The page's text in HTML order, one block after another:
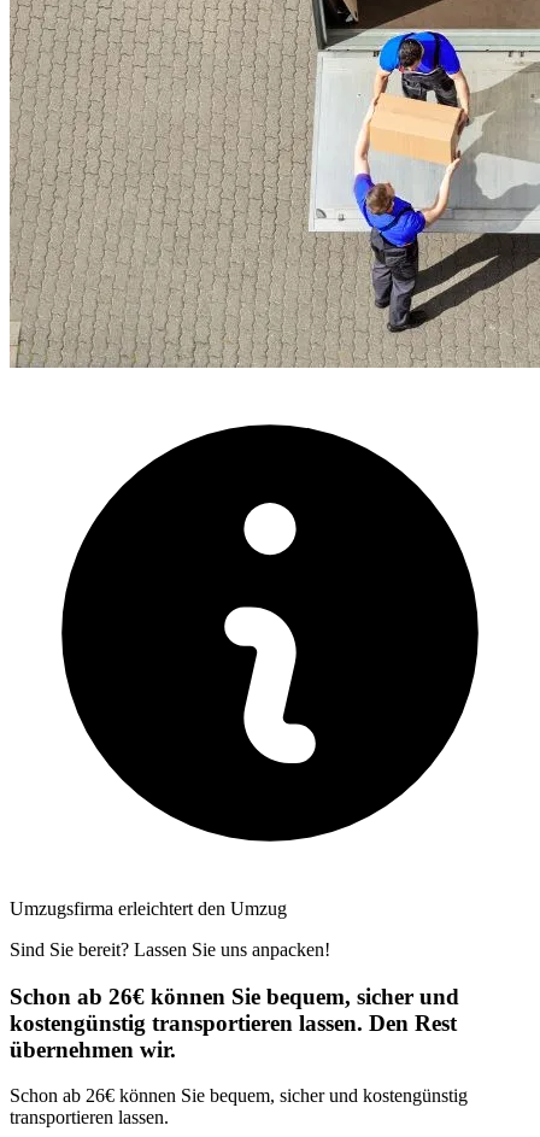
Umzugsfirma erleichtert den Umzug
Sind Sie bereit? Lassen Sie uns anpacken!
Schon ab 26€ können Sie bequem, sicher und
kostengünstig transportieren lassen. Den Rest
übernehmen wir.
Schon ab 26€ können Sie bequem, sicher und kostengünstig
transportieren lassen.